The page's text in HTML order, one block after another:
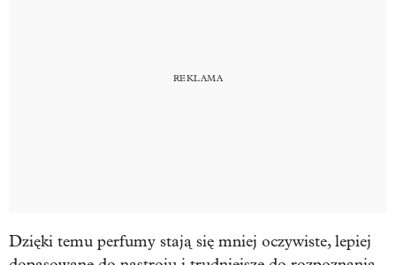
Dzięki temu perfumy stają się mniej oczywiste, lepiej